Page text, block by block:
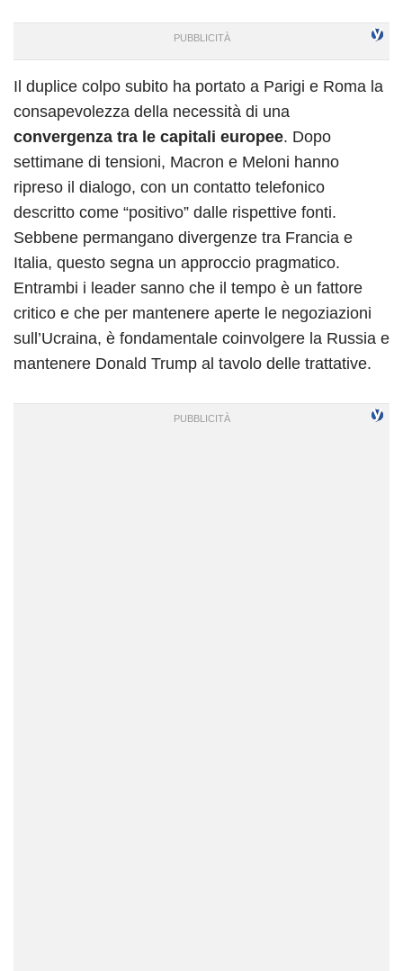
Il duplice colpo subito ha portato a Parigi e Roma la
consapevolezza della necessità di una
convergenza tra le capitali europee. Dopo
settimane di tensioni, Macron e Meloni hanno
ripreso il dialogo, con un contatto telefonico
descritto come “positivo” dalle rispettive fonti.
Sebbene permangano divergenze tra Francia e
Italia, questo segna un approccio pragmatico.
Entrambi i leader sanno che il tempo è un fattore
critico e che per mantenere aperte le negoziazioni
sull’Ucraina, è fondamentale coinvolgere la Russia e
mantenere Donald Trump al tavolo delle trattative.